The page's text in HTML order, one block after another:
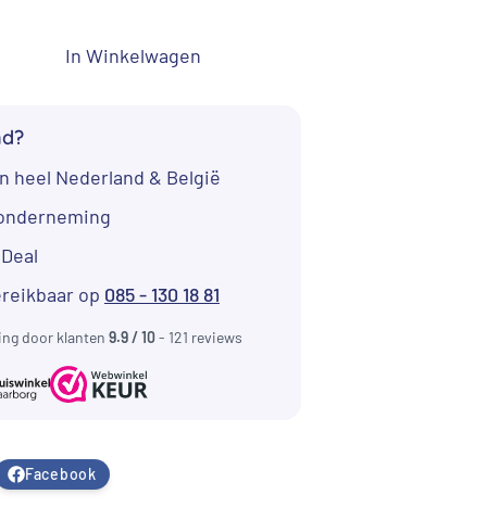
In Winkelwagen
heel Nederland & België
op 085 - 130 18 81
door klanten 9.9 / 10- 121 reviews
Facebook